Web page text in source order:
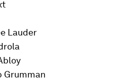
Lauder
Grumman